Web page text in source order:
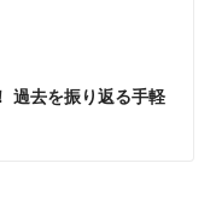
過去を振り返る手軽